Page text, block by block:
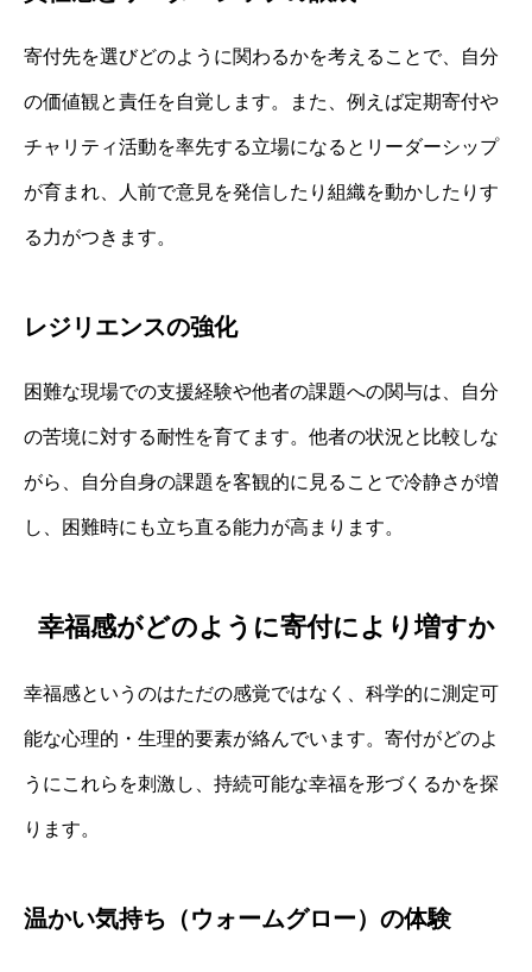
寄付先を選びどのように関わるかを考えることで、自分
の価値観と責任を自覚します。また、例えば定期寄付や
チャリティ活動を率先する立場になるとリーダーシップ
が育まれ、人前で意見を発信したり組織を動かしたりす
る力がつきます。
レジリエンスの強化
困難な現場での支援経験や他者の課題への関与は、自分
の苦境に対する耐性を育てます。他者の状況と比較しな
がら、自分自身の課題を客観的に見ることで冷静さが増
し、困難時にも立ち直る能力が高まります。
幸福感がどのように寄付により増すか
幸福感というのはただの感覚ではなく、科学的に測定可
能な心理的・生理的要素が絡んでいます。寄付がどのよ
うにこれらを刺激し、持続可能な幸福を形づくるかを探
ります。
温かい気持ち（ウォームグロー）の体験